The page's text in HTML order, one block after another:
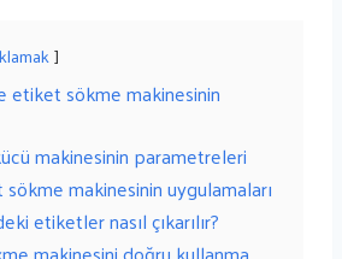
etiket sökme makinesinin
makinesinin parametreleri
makinesinin uygulamaları
etiketler nasıl çıkarılır?